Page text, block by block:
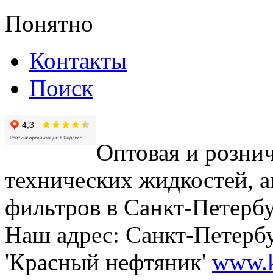
Понятно
Контакты
Поиск
Оптовая и
технических жидкостей,
фильтров в Санкт-
Наш адрес: Санкт-
'Красный нефтяник'